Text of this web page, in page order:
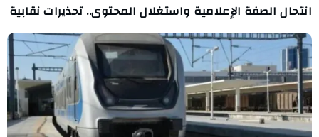
انتحال الصفة الإعلامية واستغلال المحتوى.. تحذيرات نقابية